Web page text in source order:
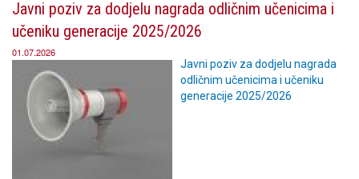
Javni poziv za dodjelu nagrada odličnim učenicima i
učeniku generacije 2025/2026
01.07.2026
Javni poziv za dodjelu nagrada
odličnim učenicima i učeniku
generacije 2025/2026